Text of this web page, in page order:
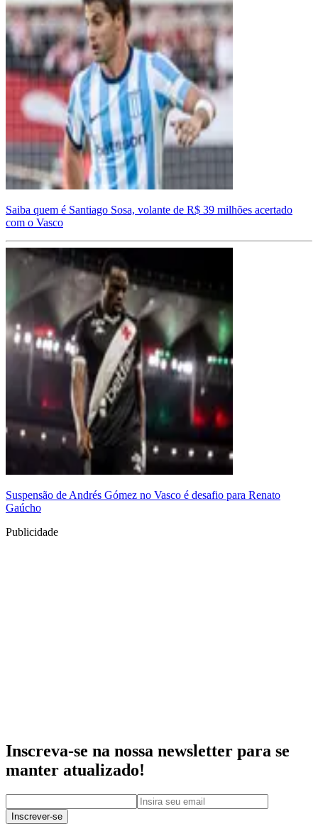
Saiba quem é Santiago Sosa, volante de R$ 39 milhões acertado
com o Vasco
Suspensão de Andrés Gómez no Vasco é desafio para Renato
Gaúcho
Publicidade
Inscreva-se na nossa newsletter para se
manter atualizado!
Inscrever-se